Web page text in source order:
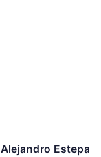
Alejandro Estepa